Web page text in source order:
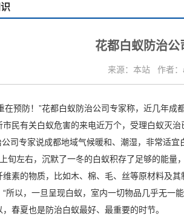
花都白蚁防治公
来源：本站 作者
在预防！”花都白蚁防治公司专家称，近几年成
民有关白蚁危害的来电近万个，受理白蚁灭治
司专家说成都地域气候暖和、潮湿，非常适
旬左右，沉默了一冬的白蚁积存了足够的能
维素的物质，比如木、棉、毛、丝等原材料及
“所以，一旦呈现白蚁，室内一切物品几乎无一
春夏也是防治白蚁最好、最重要的时节。